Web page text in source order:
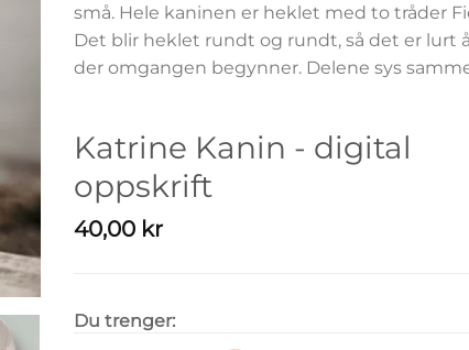
små. Hele kaninen er heklet med to tråder
Det blir heklet rundt og rundt, så det er lurt
der omgangen begynner. Delene sys
Katrine Kanin - digital
oppskrift
40,00 kr
Du trenger: